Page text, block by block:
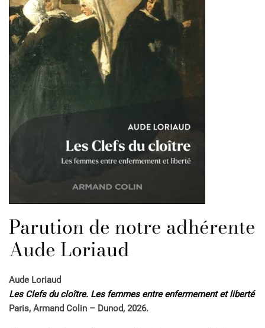
Parution de notre adhérente
Aude Loriaud
Aude Loriaud
Les Clefs du cloître. Les femmes entre enfermement et liberté
Paris, Armand Colin – Dunod, 2026.